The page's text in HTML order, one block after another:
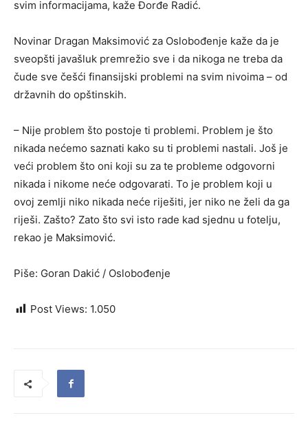
svim informacijama, kaže Đorđe Radić.
Novinar Dragan Maksimović za Oslobođenje kaže da je
sveopšti javašluk premrežio sve i da nikoga ne treba da
čude sve češći finansijski problemi na svim nivoima – od
državnih do opštinskih.
– Nije problem što postoje ti problemi. Problem je što
nikada nećemo saznati kako su ti problemi nastali. Još je
veći problem što oni koji su za te probleme odgovorni
nikada i nikome neće odgovarati. To je problem koji u
ovoj zemlji niko nikada neće riješiti, jer niko ne želi da ga
riješi. Zašto? Zato što svi isto rade kad sjednu u fotelju,
rekao je Maksimović.
Piše: Goran Dakić / Oslobođenje
Post Views: 1.050